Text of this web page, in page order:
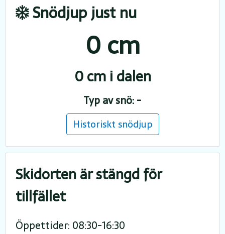
Snödjup just nu
0 cm
0 cm i dalen
Typ av snö: -
Historiskt snödjup
Skidorten är stängd för
tillfället
Öppettider: 08:30-16:30